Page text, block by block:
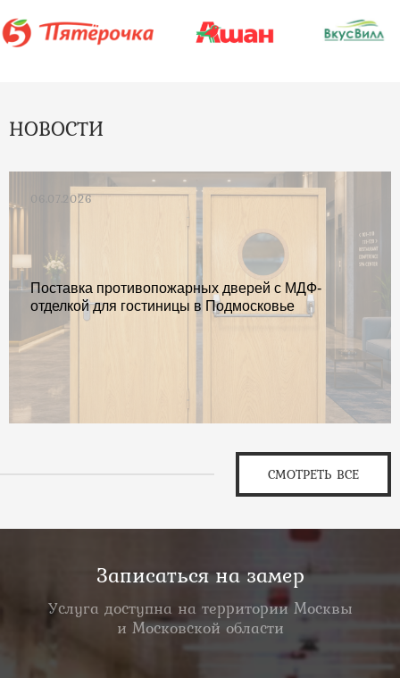
НОВОСТИ
06.07.2026
Поставка противопожарных дверей с МДФ-
отделкой для гостиницы в Подмосковье
СМОТРЕТЬ ВСЕ
Записаться на замер
Услуга доступна на территории Москвы
и Московской области